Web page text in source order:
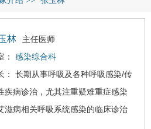
林
主任医师
： 感染综合科
： 长期从事呼吸及各种呼吸感染/传
疾病诊治，尤其注重疑难重症感染
滋病相关呼吸系统感染的临床诊治